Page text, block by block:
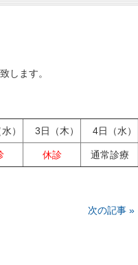
します。
） 3日（木） 4日（水）
休診 通常診療
次の記事 »